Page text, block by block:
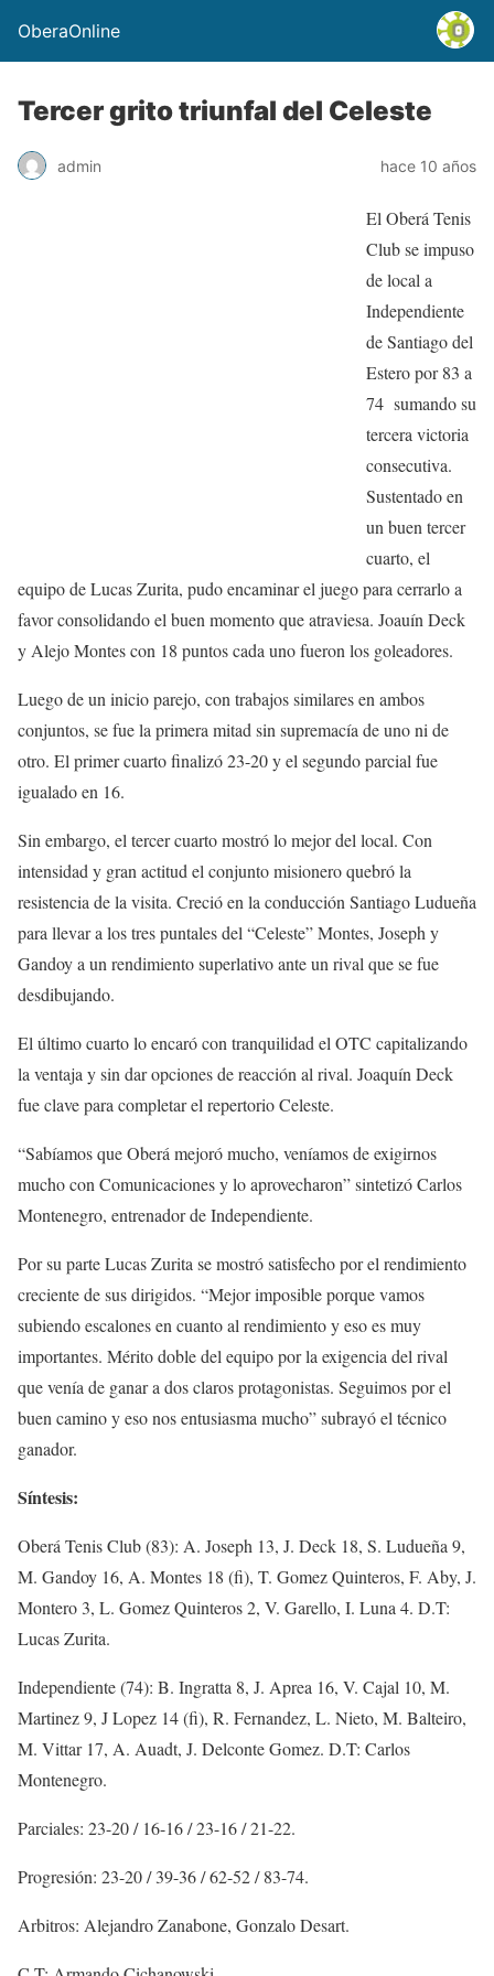
OberaOnline
Tercer grito triunfal del Celeste
admin hace 10 años
El Oberá Tenis
Club se impuso
de local a
Independiente
de Santiago del
Estero por 83 a
74 sumando su
tercera victoria
consecutiva.
Sustentado en
un buen tercer
cuarto, el
equipo de Lucas Zurita, pudo encaminar el juego para cerrarlo a
favor consolidando el buen momento que atraviesa. Joauín Deck
y Alejo Montes con 18 puntos cada uno fueron los goleadores.
Luego de un inicio parejo, con trabajos similares en ambos
conjuntos, se fue la primera mitad sin supremacía de uno ni de
otro. El primer cuarto finalizó 23-20 y el segundo parcial fue
igualado en 16.
Sin embargo, el tercer cuarto mostró lo mejor del local. Con
intensidad y gran actitud el conjunto misionero quebró la
resistencia de la visita. Creció en la conducción Santiago Ludueña
para llevar a los tres puntales del “Celeste” Montes, Joseph y
Gandoy a un rendimiento superlativo ante un rival que se fue
desdibujando.
El último cuarto lo encaró con tranquilidad el OTC capitalizando
la ventaja y sin dar opciones de reacción al rival. Joaquín Deck
fue clave para completar el repertorio Celeste.
“Sabíamos que Oberá mejoró mucho, veníamos de exigirnos
mucho con Comunicaciones y lo aprovecharon” sintetizó Carlos
Montenegro, entrenador de Independiente.
Por su parte Lucas Zurita se mostró satisfecho por el rendimiento
creciente de sus dirigidos. “Mejor imposible porque vamos
subiendo escalones en cuanto al rendimiento y eso es muy
importantes. Mérito doble del equipo por la exigencia del rival
que venía de ganar a dos claros protagonistas. Seguimos por el
buen camino y eso nos entusiasma mucho” subrayó el técnico
ganador.
Síntesis:
Oberá Tenis Club (83): A. Joseph 13, J. Deck 18, S. Ludueña 9,
M. Gandoy 16, A. Montes 18 (fi), T. Gomez Quinteros, F. Aby, J.
Montero 3, L. Gomez Quinteros 2, V. Garello, I. Luna 4. D.T:
Lucas Zurita.
Independiente (74): B. Ingratta 8, J. Aprea 16, V. Cajal 10, M.
Martinez 9, J Lopez 14 (fi), R. Fernandez, L. Nieto, M. Balteiro,
M. Vittar 17, A. Auadt, J. Delconte Gomez. D.T: Carlos
Montenegro.
Parciales: 23-20 / 16-16 / 23-16 / 21-22.
Progresión: 23-20 / 39-36 / 62-52 / 83-74.
Arbitros: Alejandro Zanabone, Gonzalo Desart.